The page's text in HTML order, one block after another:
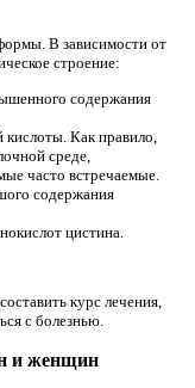
В зависимости от
строение:
содержания
Как правило,
среде,
часто встречаемые.
содержания
цистина.
курс лечения,
с болезнью.
и женщин